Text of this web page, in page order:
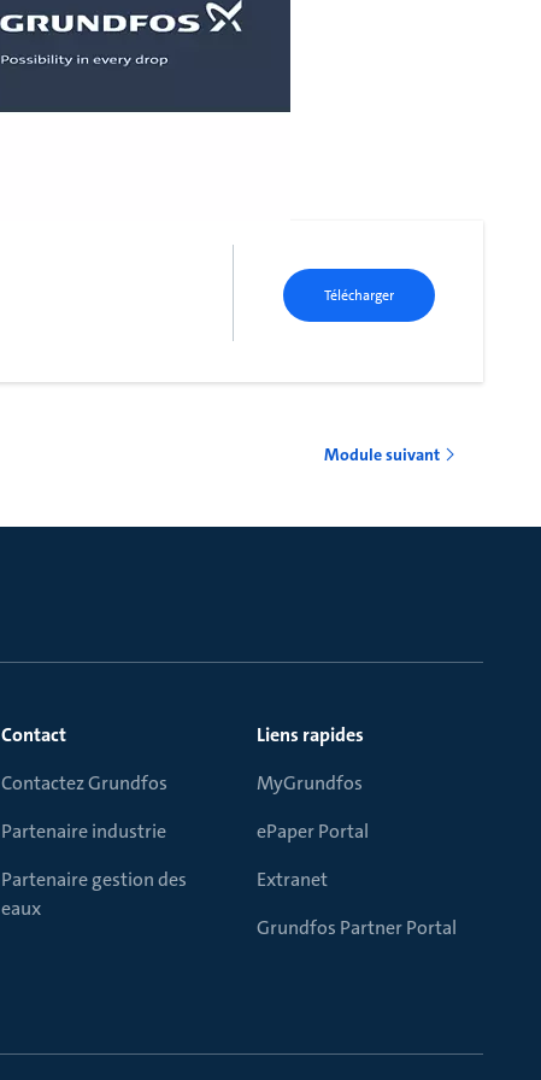
Télécharger
Module suivant
Contact
Contactez Grundfos
Partenaire industrie
Partenaire gestion des
eaux
Liens rapides
MyGrundfos
ePaper Portal
Extranet
Grundfos Partner Portal